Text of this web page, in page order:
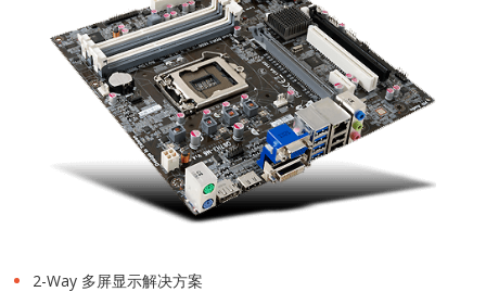
2-Way 多屏显示解决方案